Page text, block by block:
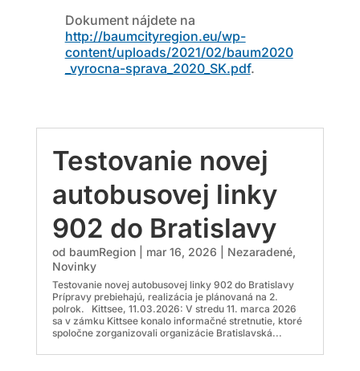
Dokument nájdete na
http://baumcityregion.eu/wp-
content/uploads/2021/02/baum2020
_vyrocna-sprava_2020_SK.pdf.
Testovanie novej
autobusovej linky
902 do Bratislavy
od baumRegion| mar 16, 2026 Nezaradené,
Novinky
Testovanie novej autobusovej linky 902 do Bratislavy
Prípravy prebiehajú, realizácia je plánovaná na 2.
polrok. Kittsee, 11.03.2026: V stredu 11. marca 2026
sa v zámku Kittsee konalo informačné stretnutie, ktoré
spoločne zorganizovali organizácie Bratislavská...